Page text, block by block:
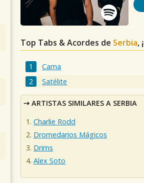
Top Tabs & Acordes de Serbia,
Cama
Satélite
ARTISTAS SIMILARES A SERBIA
Charlie Rodd
Dromedarios Mágicos
Drims
Alex Soto